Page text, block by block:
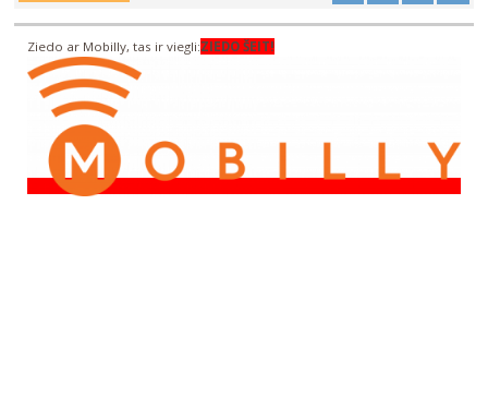
Ziedo ar Mobilly, tas ir viegli:ZIEDO ŠEIT!